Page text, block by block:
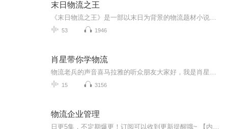
末日物流之王
53 1946
肖星带你学物流
15 3156
物流企业管理